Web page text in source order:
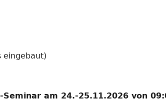
eingebaut)
am 24.-25.11.2026 von